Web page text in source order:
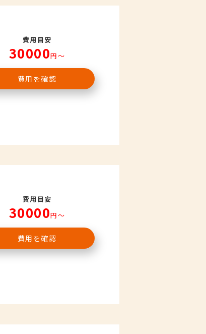
費用目安
30000円〜
費用を確認
費用目安
30000円〜
費用を確認